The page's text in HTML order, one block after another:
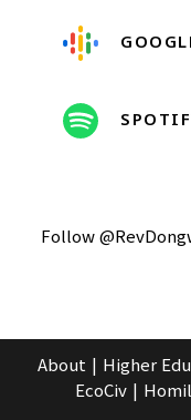
Follow
About Higher
EcoCiv